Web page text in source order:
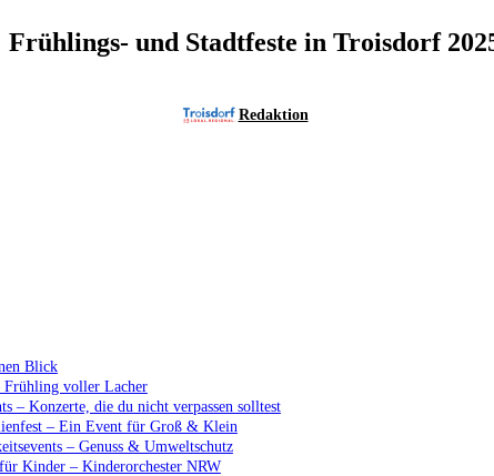
Frühlings- und Stadtfeste in Troisdorf
Redaktion
Blick
Frühling voller Lacher
– Konzerte, die du nicht verpassen solltest
– Ein Event für Groß & Klein
– Genuss & Umweltschutz
Kinder – Kinderorchester NRW